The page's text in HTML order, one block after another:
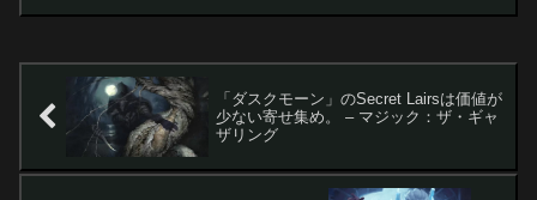
「ダスクモーン」のSecret Lairsは価値が
少ない寄せ集め。 – マジック：ザ・ギャ
ザリング